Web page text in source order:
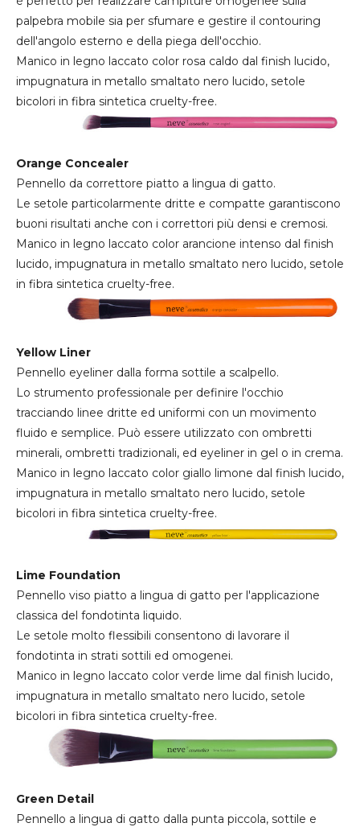
palpebra mobile sia per sfumare e gestire il contouring
dell'angolo esterno e della piega dell'occhio.
Manico in legno laccato color rosa caldo dal finish lucido,
impugnatura in metallo smaltato nero lucido, setole
bicolori in fibra sintetica cruelty-free.
Orange Concealer
Pennello da correttore piatto a lingua di gatto.
Le setole particolarmente dritte e compatte garantiscono
buoni risultati anche con i correttori più densi e cremosi.
Manico in legno laccato color arancione intenso dal finish
lucido, impugnatura in metallo smaltato nero lucido, setole
in fibra sintetica cruelty-free.
Yellow Liner
Pennello eyeliner dalla forma sottile a scalpello.
Lo strumento professionale per definire l'occhio
tracciando linee dritte ed uniformi con un movimento
fluido e semplice. Può essere utilizzato con ombretti
minerali, ombretti tradizionali, ed eyeliner in gel o in crema.
Manico in legno laccato color giallo limone dal finish lucido,
impugnatura in metallo smaltato nero lucido, setole
bicolori in fibra sintetica cruelty-free.
Lime Foundation
Pennello viso piatto a lingua di gatto per l'applicazione
classica del fondotinta liquido.
Le setole molto flessibili consentono di lavorare il
fondotinta in strati sottili ed omogenei.
Manico in legno laccato color verde lime dal finish lucido,
impugnatura in metallo smaltato nero lucido, setole
bicolori in fibra sintetica cruelty-free.
Green Detail
Pennello a lingua di gatto dalla punta piccola, sottile e